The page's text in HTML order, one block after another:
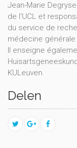
Jean-Marie
de l'UCL et
du service de
médecine générale
Il enseigne
KULeuven.
Delen